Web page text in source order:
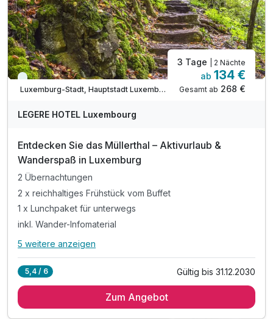
Immer verfügbar
Luxemburg-Stadt, Hauptstadt Luxemburg
3 Tage | 2 Nächte
ab 134 €
Gesamt ab 268 €
LEGERE HOTEL Luxembourg
Entdecken Sie das Müllerthal – Aktivurlaub &
Wanderspaß in Luxemburg
2 Übernachtungen
2 x reichhaltiges Frühstück vom Buffet
1 x Lunchpaket für unterwegs
inkl. Wander-Infomaterial
Alle Inklusivleistungen
2 x reichhaltiges Frühstück vom Buffet
5 weitere anzeigen
5,4 / 6 Gültig bis 31.12.2030
Zum Angebot